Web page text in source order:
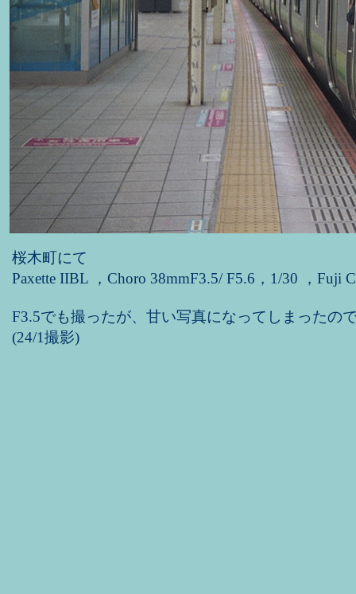
桜木町にて
Paxette IIBL ，Choro 38mmF3.5/ F5.6，1/30 ，Fuji
F3.5でも撮ったが、甘い写真になってしまったの
(24/1撮影)